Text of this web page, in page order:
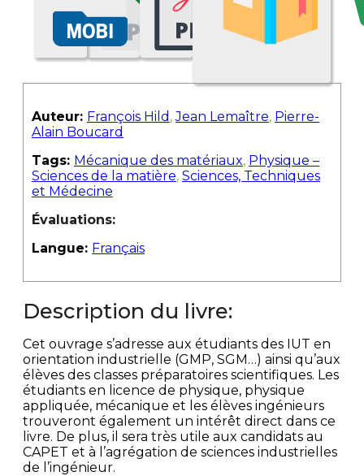
Auteur: François Hild ,Jean Lemaître, Pierre-
Alain Boucard
Tags: Mécanique des matériaux, Physique –
Sciences de la matière, Sciences, Techniques
et Médecine
Évaluations:
Langue: Français
Description du livre:
Cet ouvrage s’adresse aux étudiants des IUT en
orientation industrielle (GMP, SGM…) ainsi qu’aux
élèves des classes préparatoires scientifiques. Les
étudiants en licence de physique, physique
appliquée, mécanique et les élèves ingénieurs
trouveront également un intérêt direct dans ce
livre. De plus, il sera très utile aux candidats au
CAPET et à l’agrégation de sciences industrielles
de l’ingénieur.